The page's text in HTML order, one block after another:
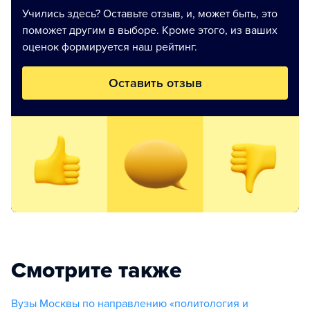
Учились здесь? Оставьте отзыв, и, может быть, это
поможет другим в выборе. Кроме этого, из ваших
оценок формируется наш рейтинг.
Оставить отзыв
Смотрите также
Вузы Москвы по направлению «политология и